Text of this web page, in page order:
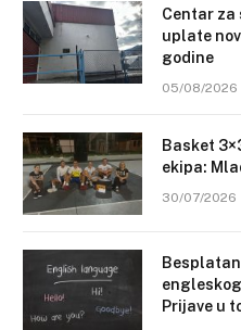
Centar za
uplate
godine
05/08/2026
Basket
ekipa:
30/07/2026
Prijave u